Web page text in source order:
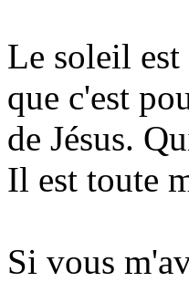
Le soleil est
que c'est
de Jésus.
Il est toute
Si vous